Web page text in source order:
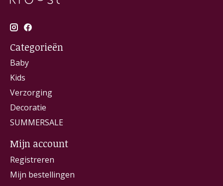
Categorieën
Baby
Kids
Verzorging
Decoratie
SUMMERSALE
Mijn account
Registreren
Mijn bestellingen